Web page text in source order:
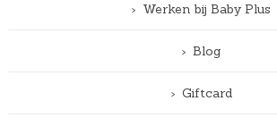
Werken bij Baby Plus
Blog
Giftcard